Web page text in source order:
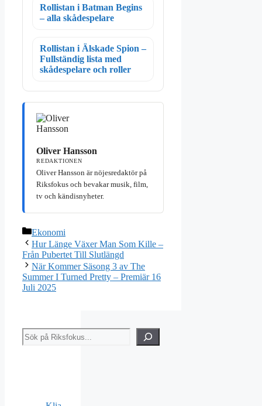
Rollistan i Batman Begins
– alla skådespelare
Rollistan i Älskade Spion –
Fullständig lista med
skådespelare och roller
Oliver Hansson
REDAKTIONEN
Oliver Hansson är nöjesredaktör på
Riksfokus och bevakar musik, film,
tv och kändisnyheter.
Kategorier
Ekonomi
Hur Länge Växer Man Som Kille –
Från Pubertet Till Slutlängd
När Kommer Säsong 3 av The
Summer I Turned Pretty – Premiär 16
Juli 2025
Sök